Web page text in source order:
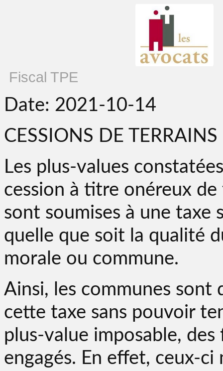
Fiscal TPE
Date: 2021-10-14
CESSIONS DE
Les plus-values
cession à titre onéreux
sont soumises à une taxe
quelle que soit la qualité
morale ou commune.
Ainsi, les communes
cette taxe sans pouvoir
plus-value imposable,
engagés. En effet, ceux-